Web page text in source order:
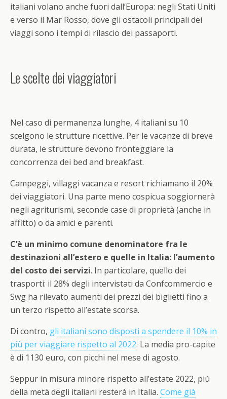
italiani volano anche fuori dall’Europa: negli Stati Uniti
e verso il Mar Rosso, dove gli ostacoli principali dei
viaggi sono i tempi di rilascio dei passaporti.
Le scelte dei viaggiatori
Nel caso di permanenza lunghe, 4 italiani su 10
scelgono le strutture ricettive. Per le vacanze di breve
durata, le strutture devono fronteggiare la
concorrenza dei bed and breakfast.
Campeggi, villaggi vacanza e resort richiamano il 20%
dei viaggiatori. Una parte meno cospicua soggiornerà
negli agriturismi, seconde case di proprietà (anche in
affitto) o da amici e parenti.
C’è un minimo comune denominatore fra le
destinazioni all’estero e quelle in Italia: l’aumento
del costo dei servizi. In particolare, quello dei
trasporti: il 28% degli intervistati da Confcommercio e
Swg ha rilevato aumenti dei prezzi dei biglietti fino a
un terzo rispetto all’estate scorsa.
Di contro, gli italiani sono disposti a spendere il 10% in
più per viaggiare rispetto al 2022. La media pro-capite
è di 1130 euro, con picchi nel mese di agosto.
Seppur in misura minore rispetto all’estate 2022, più
della metà degli italiani resterà in Italia. Come già